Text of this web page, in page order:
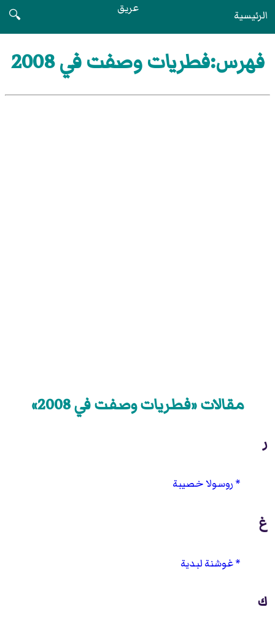
الرئيسية عريق
🔍
فهرس:فطريات وصفت في 2008
مقالات «فطريات وصفت في 2008»
ر
روسولا خصيبة
غ
غوشنة لبدية
ك